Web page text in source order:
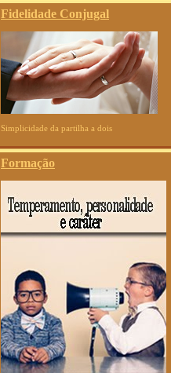
Fidelidade Conjugal
Simplicidade da partilha a dois
Formação